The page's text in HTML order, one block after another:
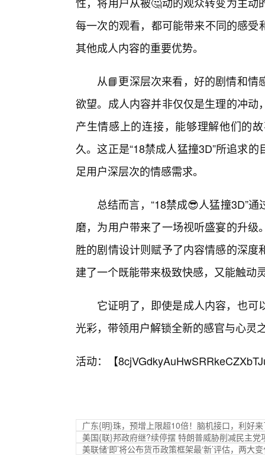
每一次的观看，都可能带来不同的感受
其他成人内容的重要优势。
从📘更深层次来看，好的剧情和
欲望。成人内容并非仅仅是生理的冲
产生情感上的连接，能够理解他们的
久。这正是“18禁成人猛撞3D”所追求
足用户深层次的情感需求。
总结而言，“18禁成😎人猛撞3D”
磨，为用户带来了一场视听盛宴的升
胜的剧情设计则赋予了内容情感的深
建了一个既能带来极致快感，又能触动
它证明了，即使是成人内容，也
光彩，带领用户解锁全新的感官与心灵
活动：【
广东{明}珠，预增上限超10倍！脑机接口，利好
美国{联}邦政府继?续停摆 特朗普威胁削减民主党
美联储‘即’将公布货币政策框架最‘新’评估，两大